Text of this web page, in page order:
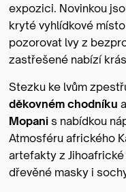
expozici. Novinkou
kryté vyhlídkové
pozorovat lvy z
zastřešené nabízí
Stezku ke lvům
děkovném chodníku
Mopani s nabídkou
Atmosféru afrického
artefakty z
dřevěné masky i